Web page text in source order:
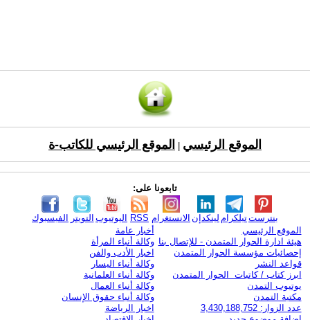
الموقع الرئيسي الموقع الرئيسي للكاتب-ة
تابعونا على:
الفيسبوك التويتر اليوتيوب RSS الانستغرام لينكدإن تيلكرامبنترست
الموقع الرئيسي
هيئة ادارة الحوار المتمدن - للإتصال بنا
إحصائيات مؤسسة الحوار المتمدن
قواعد النشر
ابرز كتاب / كاتبات الحوار المتمدن
يوتيوب التمدن
مكتبة التمدن
عدد الزوار: 3,430,188,752
أخبار عامة
وكالة أنباء المرأة
اخبار الأدب والفن
وكالة أنباء اليسار
وكالة أنباء العلمانية
وكالة أنباء العمال
وكالة أنباء حقوق الإنسان
اخبار الرياضة